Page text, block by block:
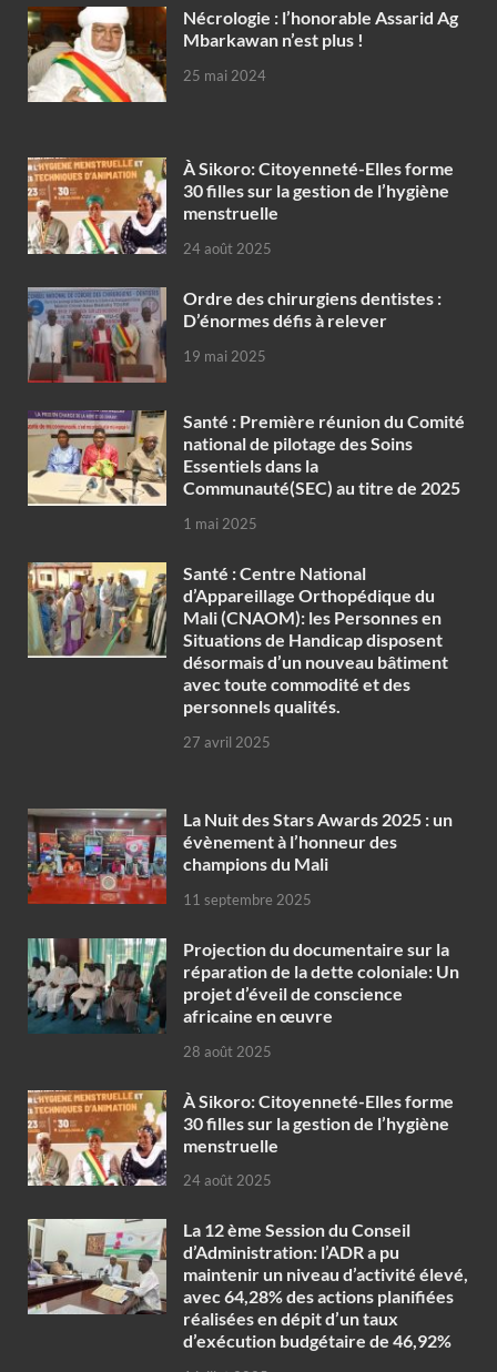
Nécrologie : l’honorable Assarid Ag
Mbarkawan n’est plus !
25 mai 2024
À Sikoro: Citoyenneté-Elles forme
30 filles sur la gestion de l’hygiène
menstruelle
24 août 2025
Ordre des chirurgiens dentistes :
D’énormes défis à relever
19 mai 2025
Santé : Première réunion du Comité
national de pilotage des Soins
Essentiels dans la
Communauté(SEC) au titre de 2025
1 mai 2025
Santé : Centre National
d’Appareillage Orthopédique du
Mali (CNAOM): les Personnes en
Situations de Handicap disposent
désormais d’un nouveau bâtiment
avec toute commodité et des
personnels qualités.
27 avril 2025
‎La Nuit des Stars Awards 2025 : un
évènement à l’honneur des
champions du Mali
11 septembre 2025
Projection du documentaire sur la
réparation de la dette coloniale: Un
projet d’éveil de conscience
africaine en œuvre‎
28 août 2025
À Sikoro: Citoyenneté-Elles forme
30 filles sur la gestion de l’hygiène
menstruelle
24 août 2025
La 12 ème Session du Conseil
d’Administration: l’ADR a pu
maintenir un niveau d’activité élevé,
avec 64,28% des actions planifiées
réalisées en dépit d’un taux
d’exécution budgétaire de 46,92%